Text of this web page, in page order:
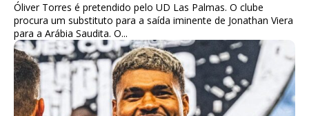
Óliver Torres é pretendido pelo UD Las Palmas. O clube
procura um substituto para a saída iminente de Jonathan Viera
para a Arábia Saudita. O...